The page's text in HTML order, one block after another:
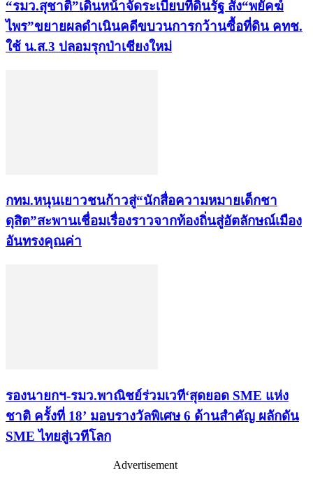
“รมว.สุชาติ”เดินหน้าจัดระเบียบที่ดินรัฐ สั่ง“พยัคฆ์
ไพร”ขยายผลดำเนินคดีขบวนการกว้านซื้อที่ดิน คทช.
ใช้ น.ส.3 ปลอมรุกป่าเชียงใหม่
กทม.หนุนเยาวชนก้าวสู่“นักสื่อความหมายเด็กชา
ดุสิต”สะพานเชื่อมเรื่องราวจากท้องถิ่นสู่อัตลักษณ์เมือง
อันทรงคุณค่า
รองนายกฯ-รมว.พาณิชย์ร่วมเวที‘สุดยอด SME แห่ง
ชาติ ครั้งที่ 18’ มอบรางวัลพิเศษ 6 ด้านสำคัญ ผลักดัน
SME ไทยสู่เวทีโลก
Advertisement